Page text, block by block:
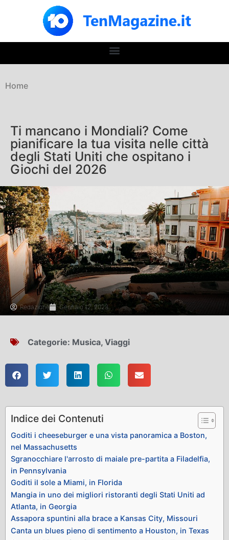
Home
Ti mancano i Mondiali? Come
pianificare la tua visita nelle città
degli Stati Uniti che ospitano i
Giochi del 2026
Redazione Gennaio 12, 2023
Categorie: Musica, Viaggi
Indice dei Contenuti
Goditi i cheeseburger e una vista panoramica a Boston,
nel Massachusetts
Sgranocchiare l'arrosto di maiale pre-partita a Filadelfia,
in Pennsylvania
Goditi il ​​sole a Miami, in Florida
Mangia in uno dei migliori ristoranti degli Stati Uniti ad
Atlanta, in Georgia
Assapora spuntini alla brace a Kansas City, Missouri
Canta un blues pieno di sentimento a Houston, in Texas